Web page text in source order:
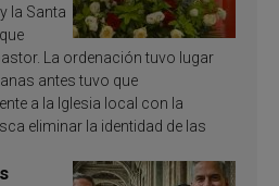
la Santa
La ordenación tuvo lugar
antes tuvo que
a la Iglesia local con la
eliminar la identidad de las